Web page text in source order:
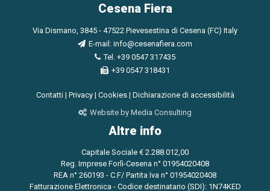
Cesena Fiera
Via Dismano, 3845 - 47522 Pievesestina di Cesena (FC) Italy
E-mail: info@cesenafiera.com
Tel. +39 0547 317435
+39 0547 318431
Contatti| Privacy| Cookies| Dichiarazione di accessibilità
Website by Media Consulting
Altre info
Capitale Sociale € 2.288.012,00
Reg. Imprese Forlì-Cesena n° 01954020408
REA n° 260193 - C.F/ Partita Iva n° 01954020408
Fatturazione Elettronica - Codice destinatario (SDI): 1N74KED